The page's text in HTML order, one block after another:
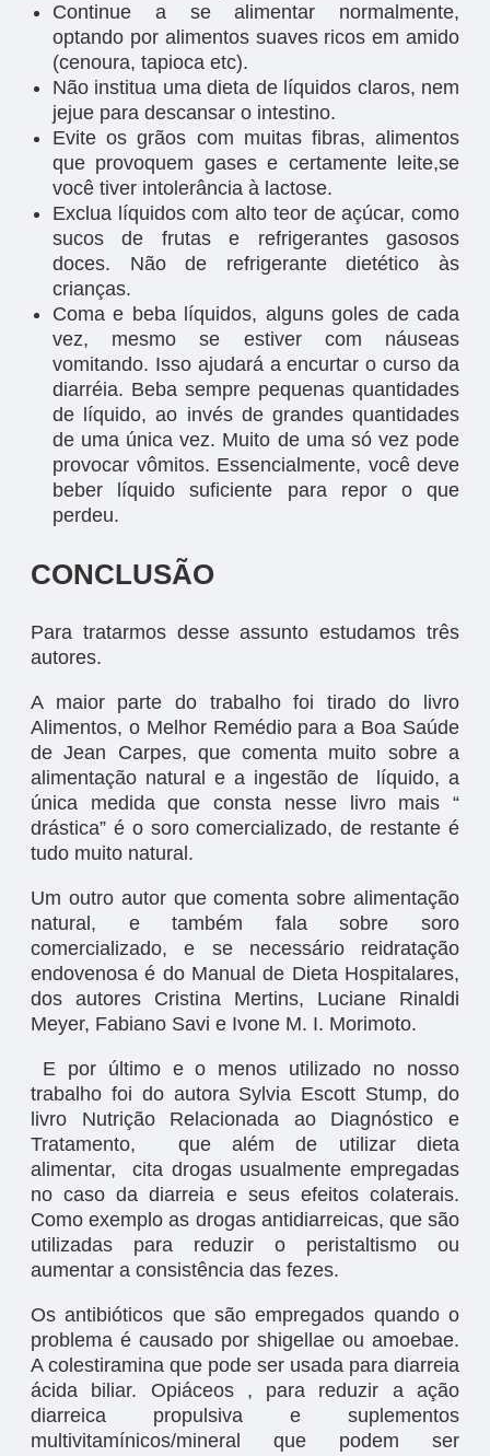
Continue a se alimentar normalmente,
optando por alimentos suaves ricos em amido
(cenoura, tapioca etc).
Não institua uma dieta de líquidos claros, nem
jejue para descansar o intestino.
Evite os grãos com muitas fibras, alimentos
que provoquem gases e certamente leite,se
você tiver intolerância à lactose.
Exclua líquidos com alto teor de açúcar, como
sucos de frutas e refrigerantes gasosos
doces. Não de refrigerante dietético às
crianças.
Coma e beba líquidos, alguns goles de cada
vez, mesmo se estiver com náuseas
vomitando. Isso ajudará a encurtar o curso da
diarréia. Beba sempre pequenas quantidades
de líquido, ao invés de grandes quantidades
de uma única vez. Muito de uma só vez pode
provocar vômitos. Essencialmente, você deve
beber líquido suficiente para repor o que
perdeu.
CONCLUSÃO
Para tratarmos desse assunto estudamos três
autores.
A maior parte do trabalho foi tirado do livro
Alimentos, o Melhor Remédio para a Boa Saúde
de Jean Carpes, que comenta muito sobre a
alimentação natural e a ingestão de líquido, a
única medida que consta nesse livro mais “
drástica” é o soro comercializado, de restante é
tudo muito natural.
Um outro autor que comenta sobre alimentação
natural, e também fala sobre soro
comercializado, e se necessário reidratação
endovenosa é do Manual de Dieta Hospitalares,
dos autores Cristina Mertins, Luciane Rinaldi
Meyer, Fabiano Savi e Ivone M. I. Morimoto.
E por último e o menos utilizado no nosso
trabalho foi do autora Sylvia Escott Stump, do
livro Nutrição Relacionada ao Diagnóstico e
Tratamento, que além de utilizar dieta
alimentar, cita drogas usualmente empregadas
no caso da diarreia e seus efeitos colaterais.
Como exemplo as drogas antidiarreicas, que são
utilizadas para reduzir o peristaltismo ou
aumentar a consistência das fezes.
Os antibióticos que são empregados quando o
problema é causado por shigellae ou amoebae.
A colestiramina que pode ser usada para diarreia
ácida biliar. Opiáceos , para reduzir a ação
diarreica propulsiva e suplementos
multivitamínicos/mineral que podem ser